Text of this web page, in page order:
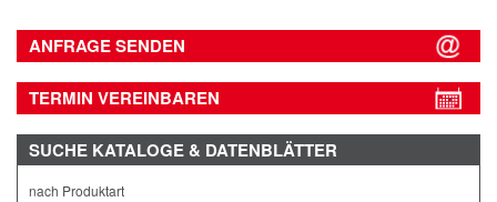
ANFRAGE SENDEN
TERMIN VEREINBAREN
SUCHE KATALOGE & DATENBLÄTTER
nach Produktart